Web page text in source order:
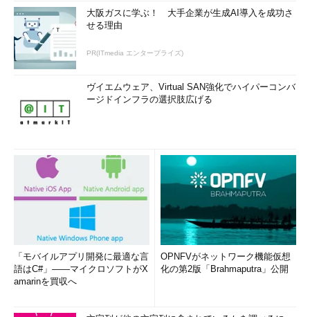
大阪ガスに学ぶ！ 大手企業が生成AI導入を成功さ
せる理由
PR(ITmedia エンタープライズ)
ヴイエムウェア、Virtual SAN強化でハイパーコンバ
ージドインフラの選択肢広げる
「モバイルアプリ開発に最適な言
語はC#」――マイクロソフトがX
amarinを買収へ
OPNFVがネットワーク機能仮想
化の第2版「Brahmaputra」公開